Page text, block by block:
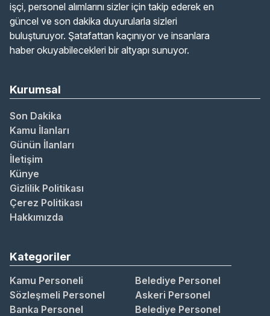
işçi, personel alımlarını sizler için takip ederek en
güncel ve son dakika duyurularla sizleri
buluşturuyor. Şatafattan kaçınıyor ve insanlara
haber okuyabilecekleri bir altyapı sunuyor.
Kurumsal
Son Dakika
Kamu İlanları
Günün İlanları
İletişim
Künye
Gizlilik Politikası
Çerez Politikası
Hakkımızda
Kategoriler
Kamu Personeli
Belediye Personel
Sözleşmeli Personel
Askeri Personel
Banka Personel
Belediye Personel